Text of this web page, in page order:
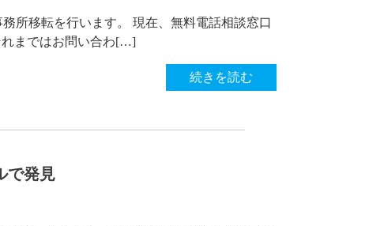
所移転を行います。 現在、無料電話相談窓口
れまではお問い合わ[…]
続きを読む
で発見